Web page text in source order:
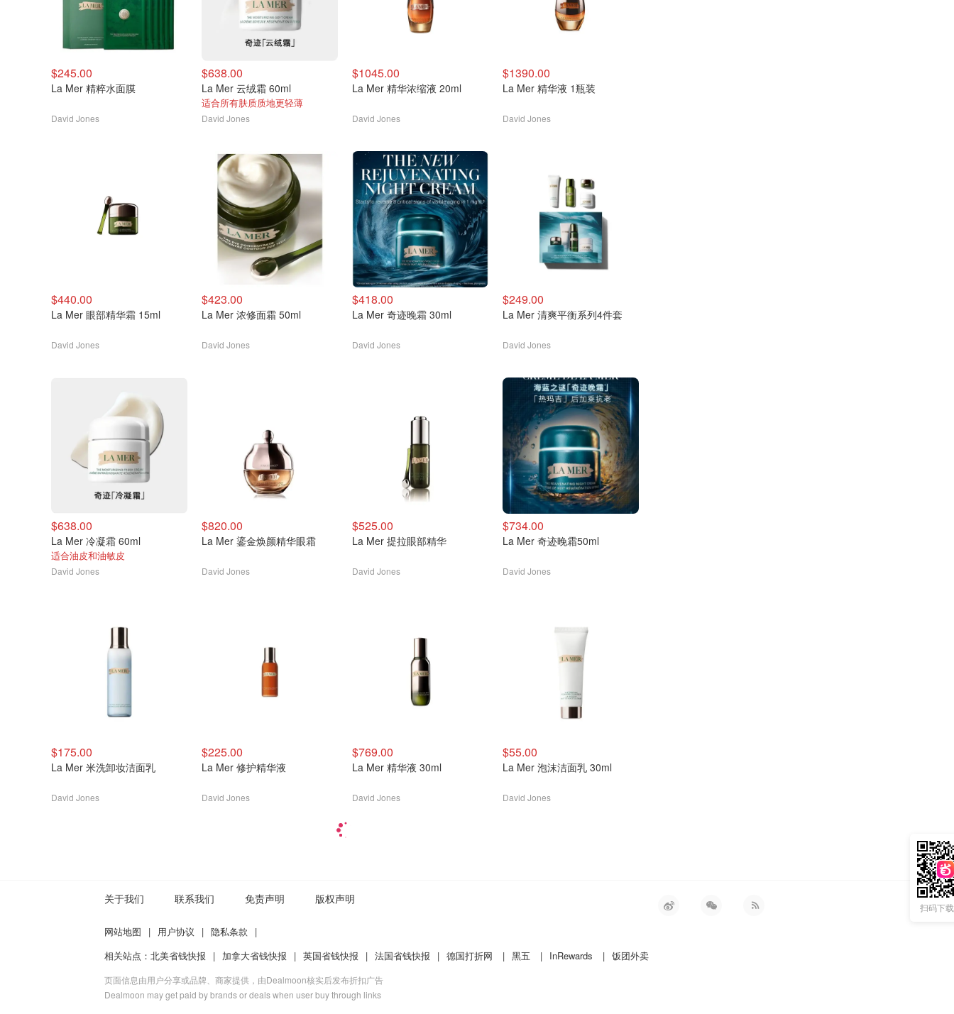
$245.00
La Mer 精粹水面膜
David Jones
$638.00
La Mer 云绒霜 60ml
适合所有肤质质地更轻薄
David Jones
$1045.00
La Mer 精华浓缩液 20ml
David Jones
$1390.00
La Mer 精华液 1瓶装
David Jones
$440.00
La Mer 眼部精华霜 15ml
David Jones
$423.00
La Mer 浓修面霜 50ml
David Jones
$418.00
La Mer 奇迹晚霜 30ml
David Jones
$249.00
La Mer 清爽平衡系列4件套
David Jones
$638.00
La Mer 冷凝霜 60ml
适合油皮和油敏皮
David Jones
$820.00
La Mer 鎏金焕颜精华眼霜
David Jones
$525.00
La Mer 提拉眼部精华
David Jones
$734.00
La Mer 奇迹晚霜50ml
David Jones
$175.00
La Mer 米洗卸妆洁面乳
David Jones
$225.00
La Mer 修护精华液
David Jones
$769.00
La Mer 精华液 30ml
David Jones
$55.00
La Mer 泡沫洁面乳 30ml
David Jones
扫码下
关于我们 联系我们 免责声明 版权声明
网站地图 | 用户协议 | 隐私条款
|
相关站点： 北美省钱快报 | 加拿大省钱快报 | 英国省钱快报 | 法国省钱快报 | 德国打折网 | 黑五 | InRewards | 饭团外卖
页面信息由用户分享或品牌、商家提供，由Dealmoon核实后发布折扣广告
Dealmoon may get paid by brands or deals when user buy through links